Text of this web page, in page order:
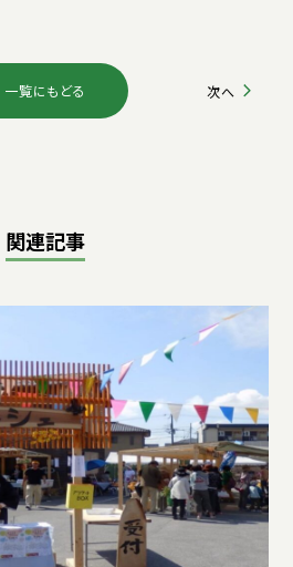
一覧にもどる 次へ
関連記事